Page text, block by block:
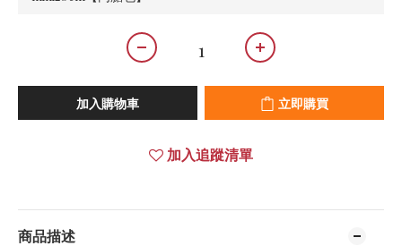
加入購物車 立即購買
加入追蹤清單
商品描述